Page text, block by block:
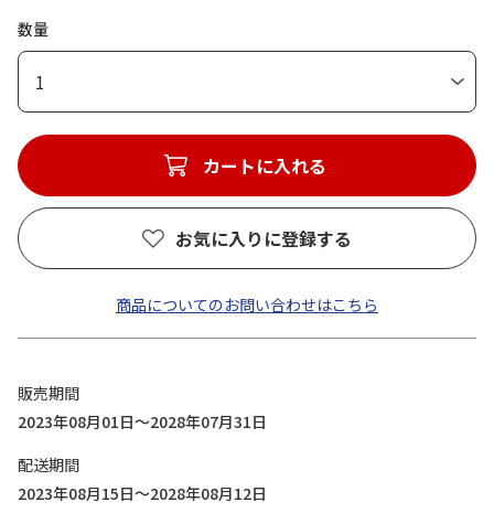
数量
1
カートに入れる
お気に入りに登録する
商品についてのお問い合わせはこちら
販売期間
2023年08月01日～2028年07月31日
配送期間
2023年08月15日～2028年08月12日